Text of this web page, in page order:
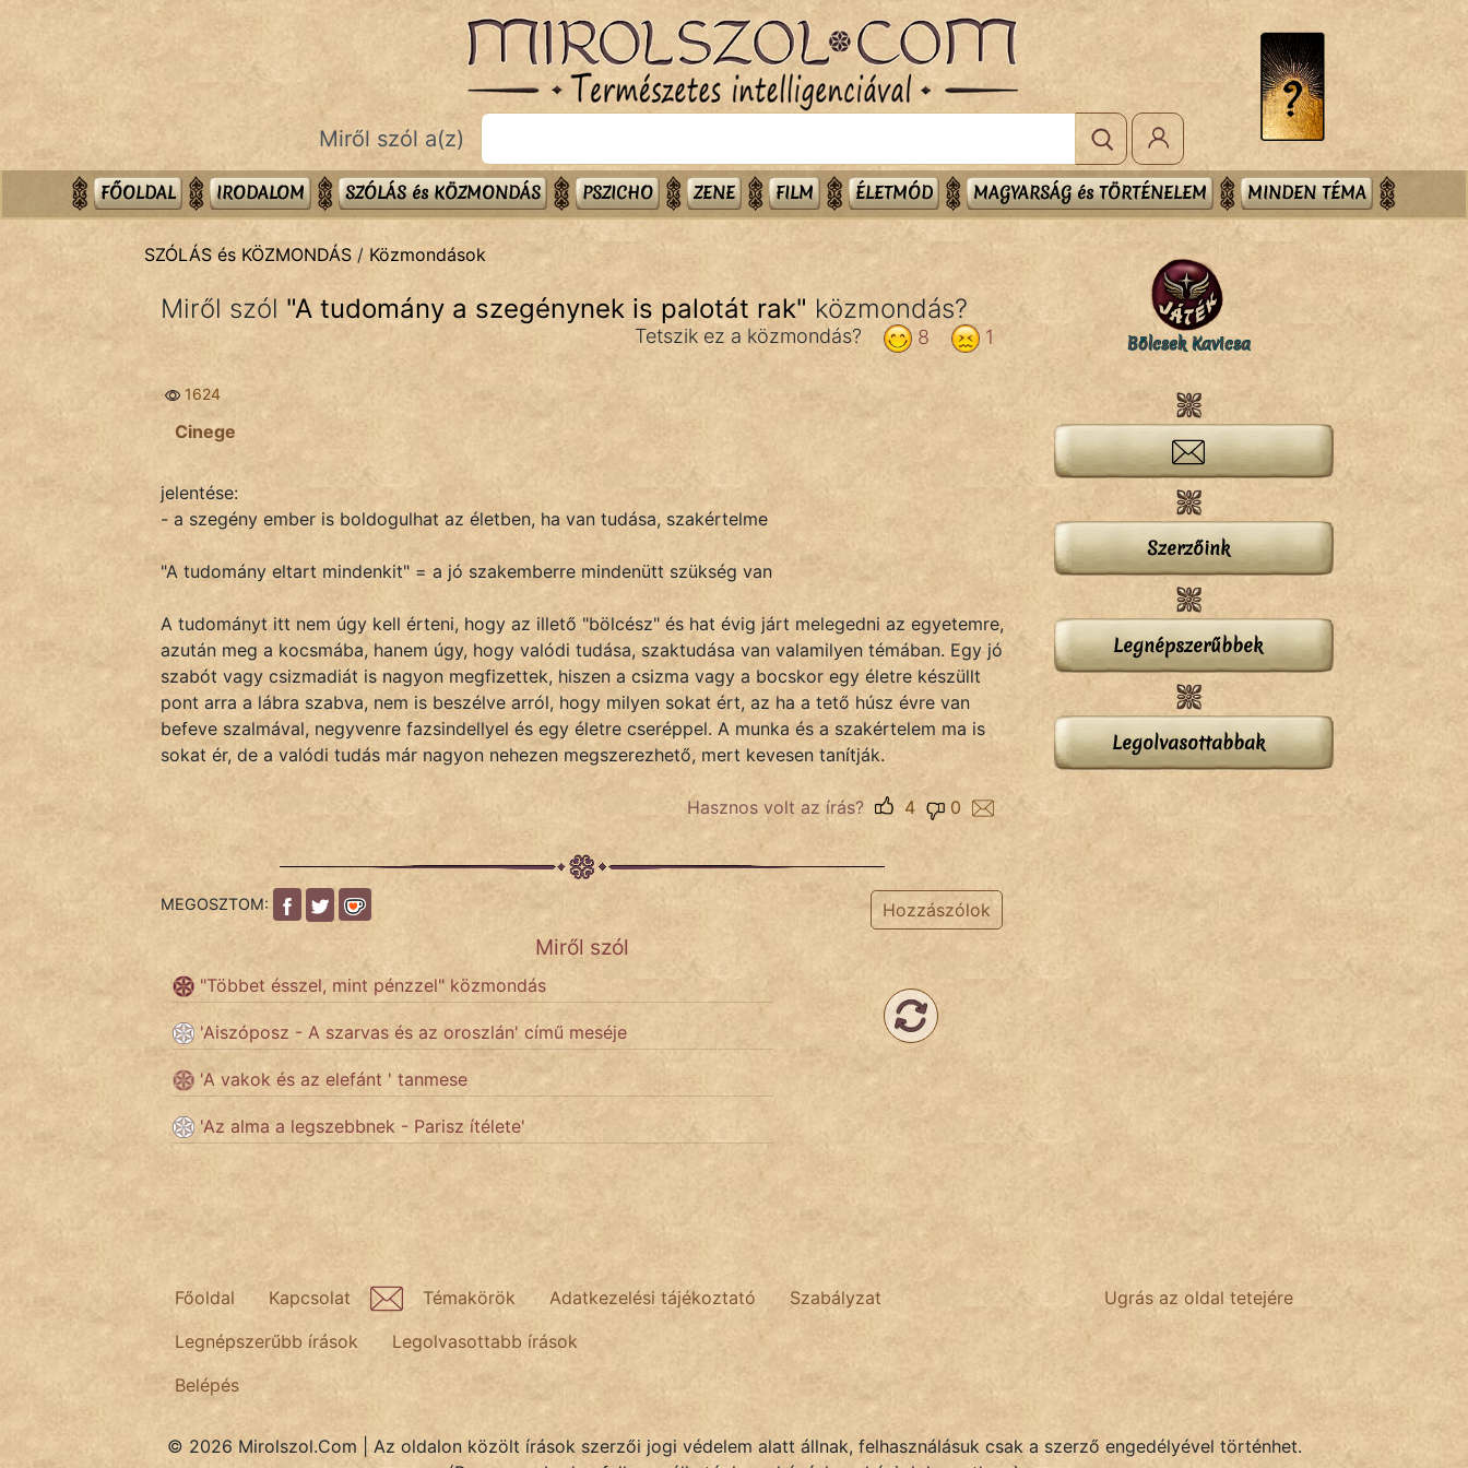
Bibliai
Közmondások
Szóláscsoportok
KÖZMONDÁS
FILM
Népszerű szerzőink:
fantom
Láron Ádám
Miről szól a(z)
FŐOLDAL IRODALOM SZÓLÁS és KÖZMONDÁS PSZICHO ZENE FILM ÉLETMÓD MAGYARSÁG és TÖRTÉNELEM MINDEN TÉMA
SZÓLÁS és KÖZMONDÁS / Közmondások
Miről szól "A tudomány a szegénynek is palotát rak" közmondás?
1
8
Tetszik ez a közmondás?
1624
Cinege
jelentése:
- a szegény ember is boldogulhat az életben, ha van tudása, szakértelme
"A tudomány eltart mindenkit" = a jó szakemberre mindenütt szükség van
A tudományt itt nem úgy kell érteni, hogy az illető "bölcész" és hat évig járt melegedni az egyetemre,
azután meg a kocsmába, hanem úgy, hogy valódi tudása, szaktudása van valamilyen témában. Egy jó
szabót vagy csizmadiát is nagyon megfizettek, hiszen a csizma vagy a bocskor egy életre készüllt
pont arra a lábra szabva, nem is beszélve arról, hogy milyen sokat ért, az ha a tető húsz évre van
befeve szalmával, negyvenre fazsindellyel és egy életre cseréppel. A munka és a szakértelem ma is
sokat ér, de a valódi tudás már nagyon nehezen megszerezhető, mert kevesen tanítják.
Hasznos volt az írás? 0
4
MEGOSZTOM: Hozzászólok
Miről szól
"Többet ésszel, mint pénzzel" közmondás
'Aiszóposz - A szarvas és az oroszlán' című meséje
'A vakok és az elefánt ' tanmese
'Az alma a legszebbnek - Parisz ítélete'
Bölcsek Kavicsa
Szerzőink
Legnépszerűbbek
Legolvasottabbak
Ugrás az oldal tetejére
Főoldal Kapcsolat Témakörök Adatkezelési tájékoztató
Szabályzat
Legnépszerűbb írások
Legolvasottabb írások
Belépés
© 2026 Mirolszol.Com | Az oldalon közölt írások szerzői jogi védelem alatt állnak, felhasználásuk csak a szerző engedélyével történhet.